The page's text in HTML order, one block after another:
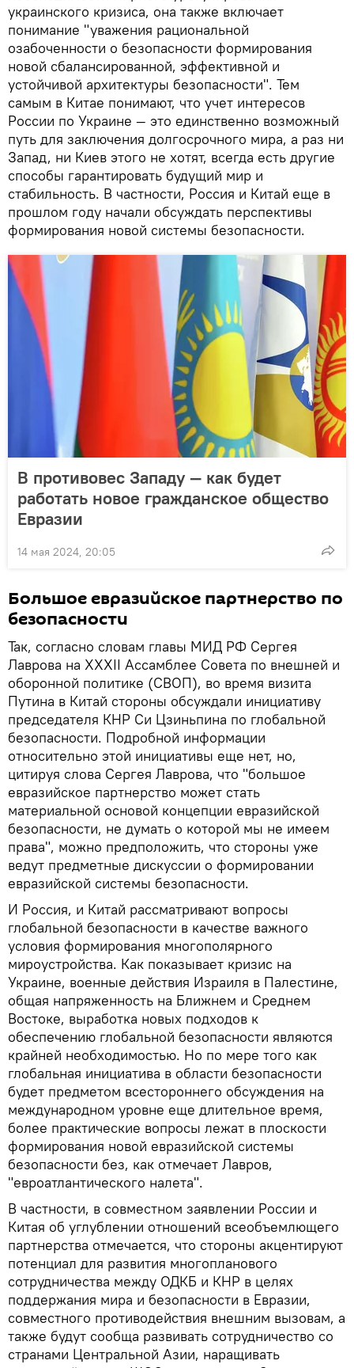
украинского кризиса, она также включает
понимание "уважения рациональной
озабоченности о безопасности формирования
новой сбалансированной, эффективной и
устойчивой архитектуры безопасности". Тем
самым в Китае понимают, что учет интересов
России по Украине — это единственно возможный
путь для заключения долгосрочного мира, а раз ни
Запад, ни Киев этого не хотят, всегда есть другие
способы гарантировать будущий мир и
стабильность. В частности, Россия и Китай еще в
прошлом году начали обсуждать перспективы
формирования новой системы безопасности.
В противовес Западу — как будет
работать новое гражданское общество
Евразии
14 мая 2024, 20:05
Большое евразийское партнерство по
безопасности
Так, согласно словам главы МИД РФ Сергея
Лаврова на XXXII Ассамблее Совета по внешней и
оборонной политике (СВОП), во время визита
Путина в Китай стороны обсуждали инициативу
председателя КНР Си Цзиньпина по глобальной
безопасности. Подробной информации
относительно этой инициативы еще нет, но,
цитируя слова Сергея Лаврова, что "большое
евразийское партнерство может стать
материальной основой концепции евразийской
безопасности, не думать о которой мы не имеем
права", можно предположить, что стороны уже
ведут предметные дискуссии о формировании
евразийской системы безопасности.
И Россия, и Китай рассматривают вопросы
глобальной безопасности в качестве важного
условия формирования многополярного
мироустройства. Как показывает кризис на
Украине, военные действия Израиля в Палестине,
общая напряженность на Ближнем и Среднем
Востоке, выработка новых подходов к
обеспечению глобальной безопасности являются
крайней необходимостью. Но по мере того как
глобальная инициатива в области безопасности
будет предметом всестороннего обсуждения на
международном уровне еще длительное время,
более практические вопросы лежат в плоскости
формирования новой евразийской системы
безопасности без, как отмечает Лавров,
"евроатлантического налета".
В частности, в совместном заявлении России и
Китая об углублении отношений всеобъемлющего
партнерства отмечается, что стороны акцентируют
потенциал для развития многопланового
сотрудничества между ОДКБ и КНР в целях
поддержания мира и безопасности в Евразии,
совместного противодействия внешним вызовам, а
также будут сообща развивать сотрудничество со
странами Центральной Азии, наращивать